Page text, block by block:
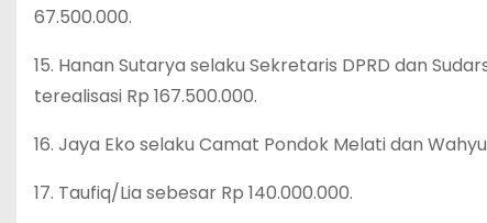
67.500.000.
15. Hanan Sutarya selaku Sekretaris DPRD dan
terealisasi Rp 167.500.000.
16. Jaya Eko selaku Camat Pondok Melati dan
17. Taufiq/Lia sebesar Rp 140.000.000.